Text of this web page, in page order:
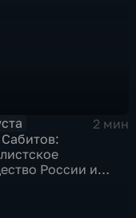
2 мин
России и